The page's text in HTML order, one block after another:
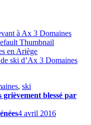
à Ax 3 Domaines
en Ariège
ski d’Ax 3 Domaines
, ski
blessé par
4 avril 2016